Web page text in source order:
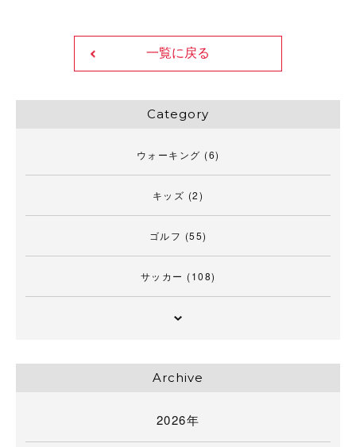
一覧に戻る
Category
ウォーキング (6)
キッズ (2)
ゴルフ (55)
サッカー (108)
Archive
2026年